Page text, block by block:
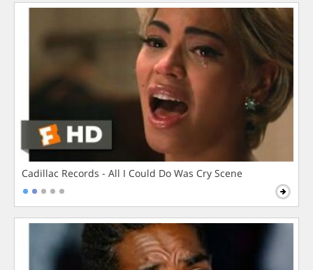
Cadillac Records - All I Could Do Was Cry Scene